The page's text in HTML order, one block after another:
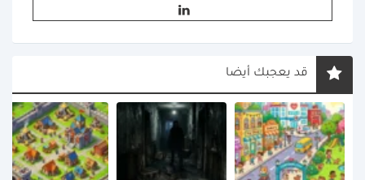
قد يعجبك أيضا